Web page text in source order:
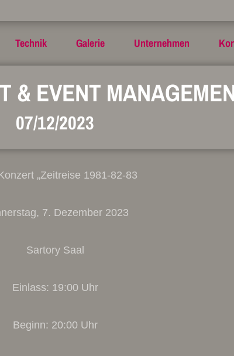
Technik Galerie Unternehmen
& EVENT
07/12/2023
„Zeitreise 1981-82-83
7. Dezember 2023
Sartory Saal
Einlass: 19:00 Uhr
Beginn: 20:00 Uhr